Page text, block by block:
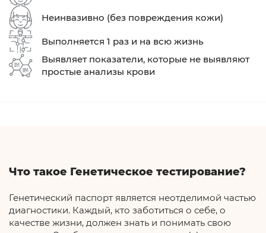
Неинвазивно (без повреждения кожи)
Выполняется 1 раз и на всю жизнь
Выявляет показатели, которые не выявляют
простые анализы крови
Что такое Генетическое тестирование?
Генетический паспорт является неотделимой частью
диагностики. Каждый, кто заботиться о себе, о
качестве жизни, должен знать и понимать свою